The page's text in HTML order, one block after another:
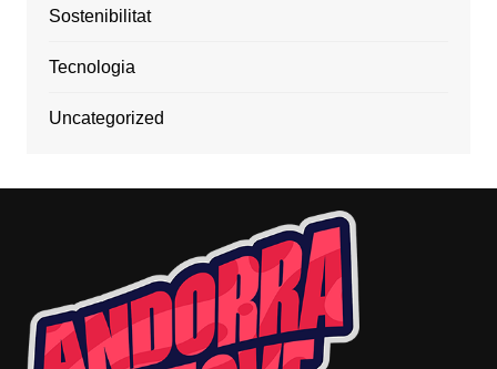
Sostenibilitat
Tecnologia
Uncategorized